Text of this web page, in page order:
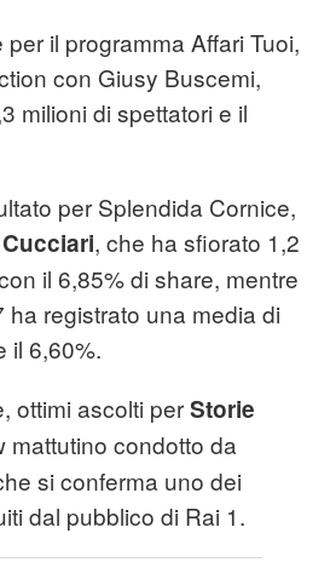
il programma Affari Tuoi,
con Giusy Buscemi,
milioni di spettatori e il
per Splendida Cornice,
, che ha sfiorato 1,2
il 6,85% di share, mentre
registrato una media di
il 6,60%.
ottimi ascolti perStorie
mattutino condotto da
si conferma uno dei
dal pubblico di Rai 1.